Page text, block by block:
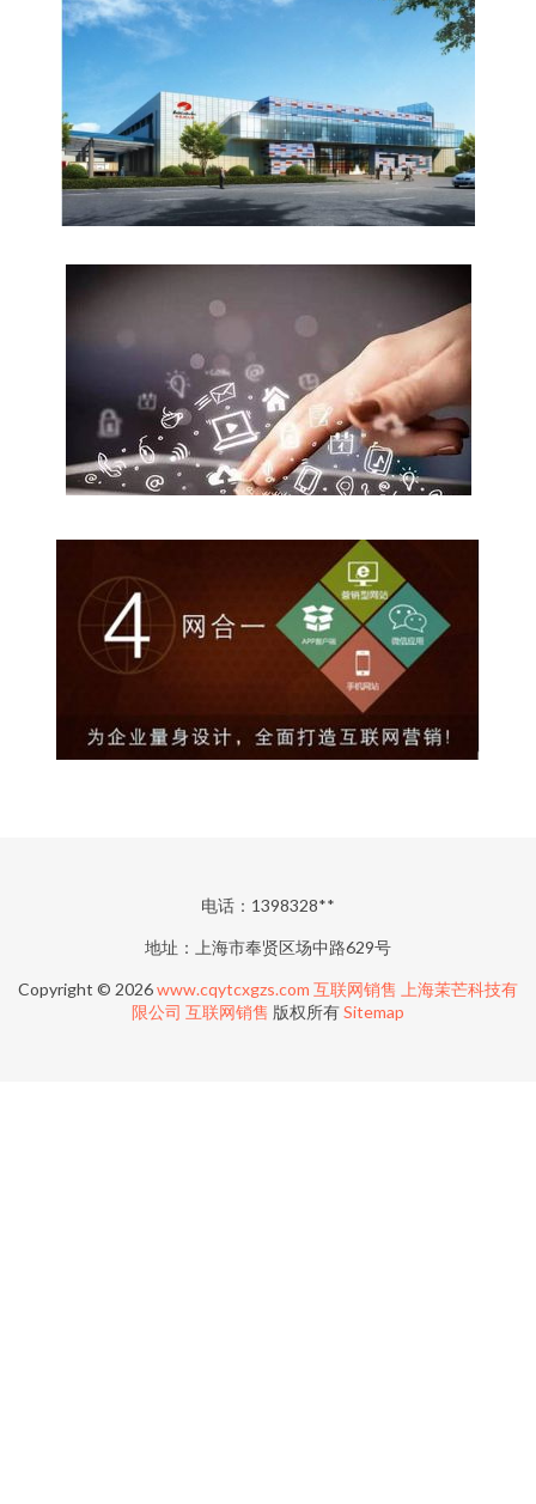
电话：1398328**
地址：上海市奉贤区场中路629号
Copyright © 2026www.cqytcxgzs.com 互联网销售
上海茉芒科技有
限公司 互联网销售 版权所有Sitemap